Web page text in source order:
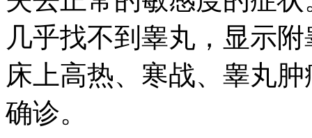
几乎找不到睾丸，显示
床上高热、寒战、睾丸
确诊。